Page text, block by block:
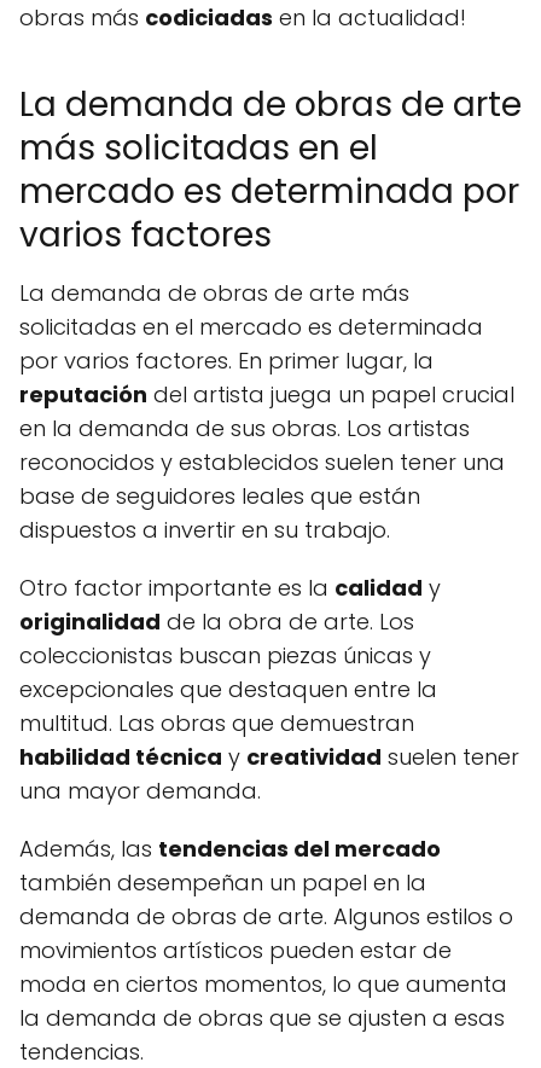
obras más codiciadas en la actualidad!
La demanda de obras de arte
más solicitadas en el
mercado es determinada por
varios factores
La demanda de obras de arte más
solicitadas en el mercado es determinada
por varios factores. En primer lugar, la
reputación del artista juega un papel crucial
en la demanda de sus obras. Los artistas
reconocidos y establecidos suelen tener una
base de seguidores leales que están
dispuestos a invertir en su trabajo.
Otro factor importante es la calidad y
originalidad de la obra de arte. Los
coleccionistas buscan piezas únicas y
excepcionales que destaquen entre la
multitud. Las obras que demuestran
habilidad técnica y creatividad suelen tener
una mayor demanda.
Además, las tendencias del mercado
también desempeñan un papel en la
demanda de obras de arte. Algunos estilos o
movimientos artísticos pueden estar de
moda en ciertos momentos, lo que aumenta
la demanda de obras que se ajusten a esas
tendencias.